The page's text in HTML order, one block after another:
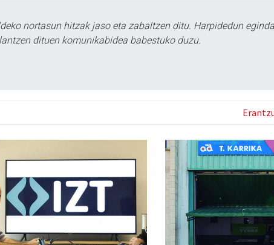
nortasun hitzak jaso eta zabaltzen ditu. Harpidedun
dituen komunikabidea babestuko duzu.